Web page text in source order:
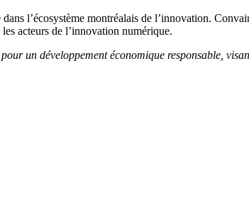
l’écosystème montréalais de l’innovation.
acteurs de l’innovation numérique.
un développement économique responsable,